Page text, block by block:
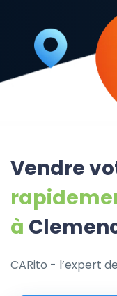
Vendre
à
CARito - l’expert